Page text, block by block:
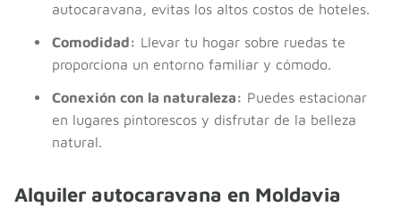
autocaravana, evitas los altos costos de hoteles.
Comodidad: Llevar tu hogar sobre ruedas te
proporciona un entorno familiar y cómodo.
Conexión con la naturaleza: Puedes estacionar
en lugares pintorescos y disfrutar de la belleza
natural.
Alquiler autocaravana en Moldavia